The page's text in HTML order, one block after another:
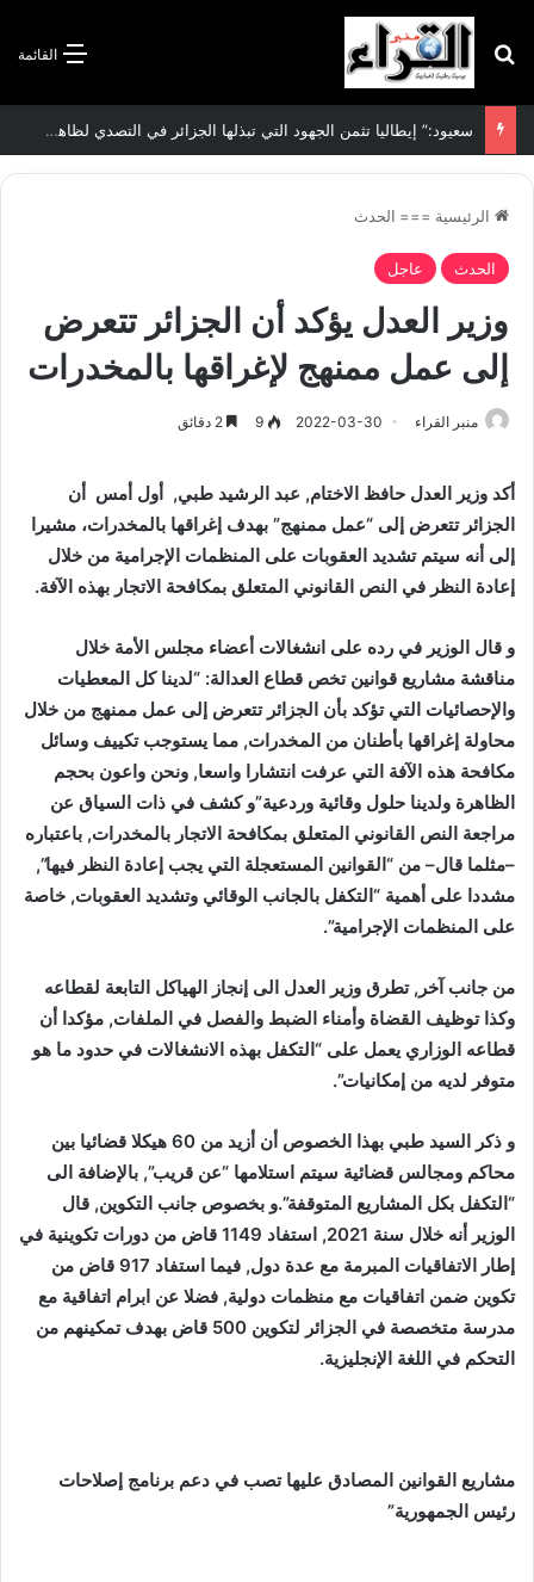
القائمة بحث عن
سعيود:” إيطاليا تثمن الجهود التي تبذلها الجزائر في التصدي لظاهرة الهجرة غير الشرعية”
الرئيسية === الحدث
الحدث عاجل
وزير العدل يؤكد أن الجزائر تتعرض
إلى عمل ممنهج لإغراقها بالمخدرات
منبر القراء 2022-03-30
9
أكد وزير العدل حافظ الاختام, عبد الرشيد طبي, أول أمس أن
الجزائر تتعرض إلى “عمل ممنهج” بهدف إغراقها بالمخدرات، مشيرا
إلى أنه سيتم تشديد العقوبات على المنظمات الإجرامية من خلال
إعادة النظر في النص القانوني المتعلق بمكافحة الاتجار بهذه الآفة.
و قال الوزير في رده على انشغالات أعضاء مجلس الأمة خلال
مناقشة مشاريع قوانين تخص قطاع العدالة: “لدينا كل المعطيات
والإحصائيات التي تؤكد بأن الجزائر تتعرض إلى عمل ممنهج من خلال
محاولة إغراقها بأطنان من المخدرات, مما يستوجب تكييف وسائل
مكافحة هذه الآفة التي عرفت انتشارا واسعا, ونحن واعون بحجم
الظاهرة ولدينا حلول وقائية وردعية”و كشف في ذات السياق عن
مراجعة النص القانوني المتعلق بمكافحة الاتجار بالمخدرات, باعتباره
–مثلما قال– من “القوانين المستعجلة التي يجب إعادة النظر فيها”,
مشددا على أهمية “التكفل بالجانب الوقائي وتشديد العقوبات, خاصة
على المنظمات الإجرامية”.
من جانب آخر, تطرق وزير العدل الى إنجاز الهياكل التابعة لقطاعه
وكذا توظيف القضاة وأمناء الضبط والفصل في الملفات, مؤكدا أن
قطاعه الوزاري يعمل على “التكفل بهذه الانشغالات في حدود ما هو
متوفر لديه من إمكانيات”.
و ذكر السيد طبي بهذا الخصوص أن أزيد من 60 هيكلا قضائيا بين
محاكم ومجالس قضائية سيتم استلامها “عن قريب”, بالإضافة الى
“التكفل بكل المشاريع المتوقفة”.و بخصوص جانب التكوين, قال
الوزير أنه خلال سنة 2021, استفاد 1149 قاض من دورات تكوينية في
إطار الاتفاقيات المبرمة مع عدة دول, فيما استفاد 917 قاض من
تكوين ضمن اتفاقيات مع منظمات دولية, فضلا عن ابرام اتفاقية مع
مدرسة متخصصة في الجزائر لتكوين 500 قاض بهدف تمكينهم من
التحكم في اللغة الإنجليزية.
مشاريع القوانين المصادق عليها تصب في دعم برنامج إصلاحات
رئيس الجمهورية”